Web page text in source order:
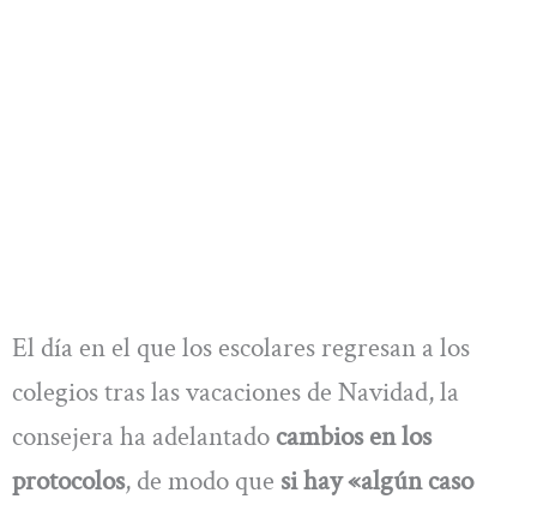
El día en el que los escolares regresan a los
colegios tras las vacaciones de Navidad, la
consejera ha adelantado cambios en los
protocolos, de modo que si hay «algún caso